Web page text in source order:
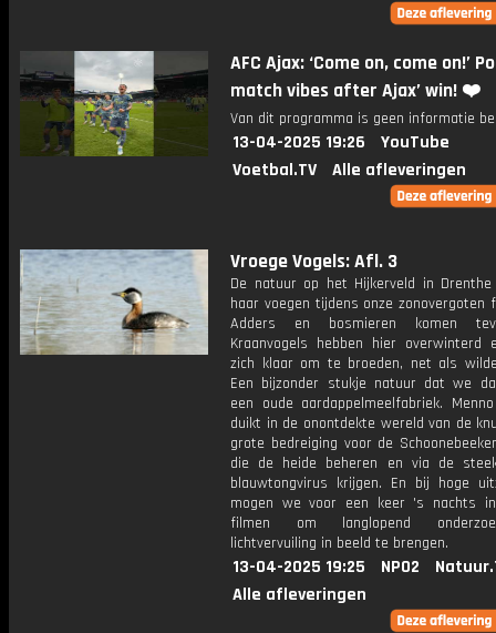
AFC Ajax: ‘Come on, come on!’
match vibes after Ajax’ win! ❤️
Van dit programma is geen informatie
13-04-2025 19:26
YouTube
Voetbal.TV
Alle afleveringen
Vroege Vogels: Afl. 3
De natuur op het Hijkerveld in
haar voegen tijdens onze zonovergoten
Adders en bosmieren komen
Kraanvogels hebben hier overwinterd
zich klaar om te broeden, net als
Een bijzonder stukje natuur dat we
een oude aardappelmeelfabriek.
duikt in de onontdekte wereld van de
grote bedreiging voor de
die de heide beheren en via de
blauwtongvirus krijgen. En bij hoge
mogen we voor een keer 's nachts
filmen om langlopend
lichtvervuiling in beeld te brengen.
13-04-2025 19:25 NPO2
Alle afleveringen